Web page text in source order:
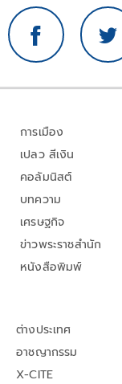
การเมือง
เปลว สีเงิน
คอลัมนิสต์
บทความ
เศรษฐกิจ
ข่าวพระราชสำนัก
หนังสือพิมพ์
ต่างประเทศ
อาชญากรรม
X-CITE